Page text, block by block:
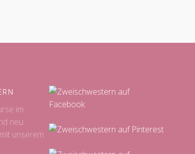
im
neu:
unserem